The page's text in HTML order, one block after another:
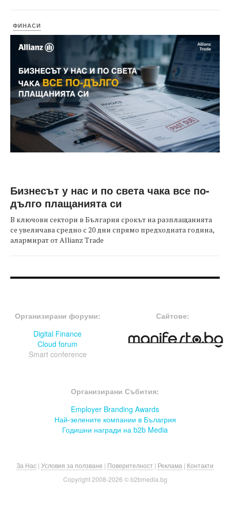
ФИНАСИ
Бизнесът у нас и по света чака все по-
дълго плащанията си
В ключови сектори в България срокът на разплащанията
се увеличава средно с 20 дни спрямо предходната година,
алармират от Allianz Trade
Организирани форуми:
Digital Finance
Cloud forum
Smart conference
Сайтове:
Организирани Събития:
Employer Branding Awards
Най-зелените компании в Бълагрия
Годишни награди на b2b Media
За Нас | Условия за ползване | Поверителност | Реклама | Контакти
Copyright 2008-2026 © b2bmedia.bg